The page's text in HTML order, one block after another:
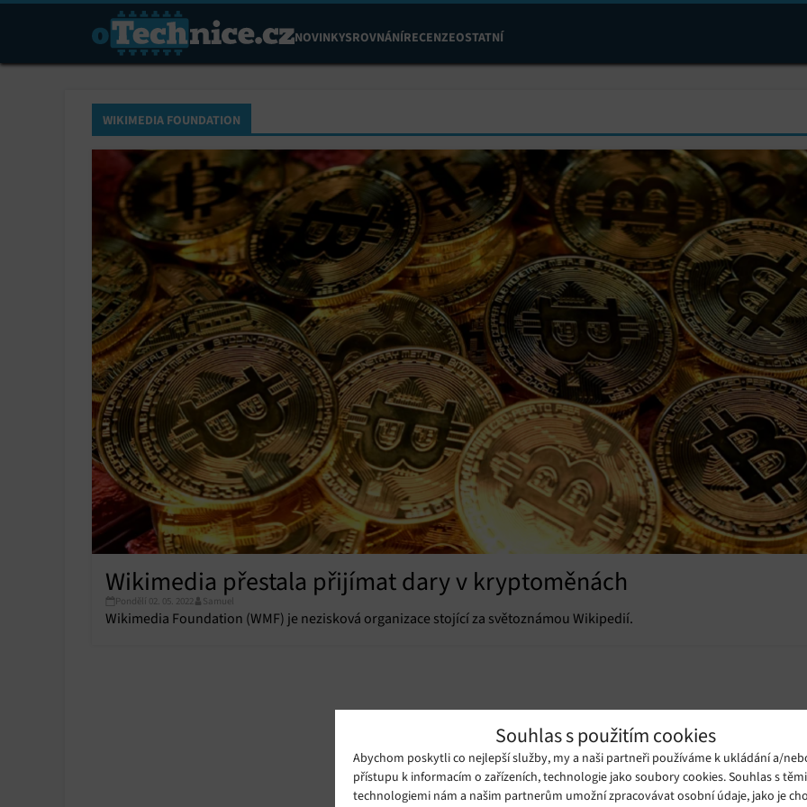
Souhlas s použitím cookies
Abychom poskytli co nejlepší služby, my a naši partneři používáme k ukládání a/
přístupu k informacím o zařízeních, technologie jako soubory cookies. Souhlas s
technologiemi nám a našim partnerům umožní zpracovávat osobní údaje, jako je
NOVINKYSROVNÁNÍRECENZEOSTATNÍ
WIKIMEDIA FOUNDATION
Wikimedia přestala přijímat dary v kryptoměnách
Pondělí 02. 05. 2022 Samuel
Wikimedia Foundation (WMF) je nezisková organizace stojící za světoznámou Wikipedií.